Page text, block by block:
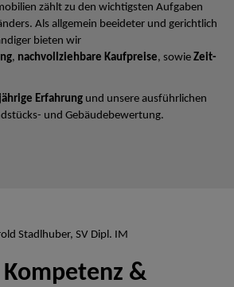
zählt zu den wichtigsten Aufgaben
Als allgemein beeideter und gerichtlich
bieten wir
, nachvollziehbare Kaufpreise, sowie Zeit-
Erfahrung und unsere ausführlichen
und Gebäudebewertung.
Stadlhuber, SV Dipl. IM
&